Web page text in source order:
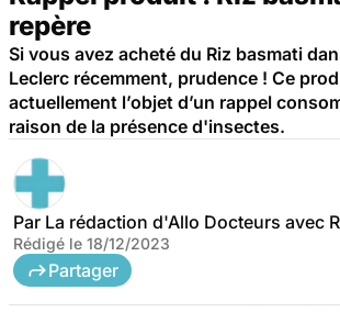
repère
Si vous avez acheté du Riz basmati
Leclerc récemment, prudence ! Ce
actuellement l’objet d’un rappel
raison de la présence d'insectes.
Par La rédaction d'Allo Docteurs avec
Rédigé le 18/12/2023
Partager